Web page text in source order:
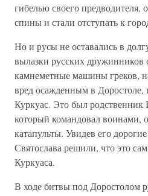
гибелью своего предводителя,
спины и стали отступать к
Но и русы не оставались в
вылазки русских дружинников
камнеметные машины греков,
вред осажденным в Доростоле,
Куркуас. Это был
который командовал
катапульты. Увидев его
Святослава решили, что это
Куркуаса.
В ходе битвы под Доростолом